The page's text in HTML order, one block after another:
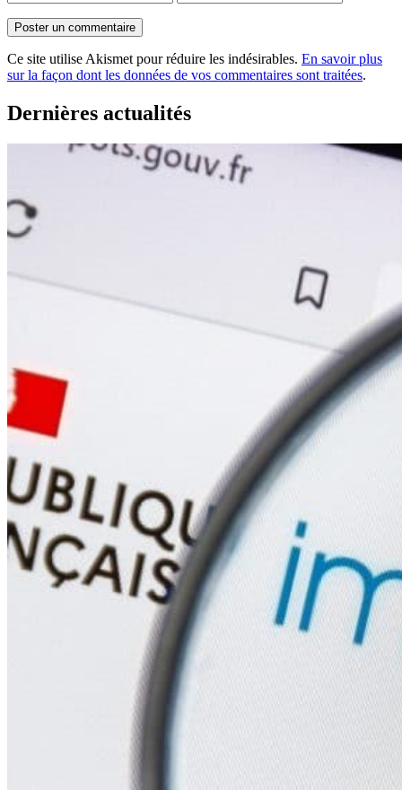
Ce site utilise Akismet pour réduire les indésirables. En savoir plus
sur la façon dont les données de vos commentaires sont traitées.
Dernières actualités